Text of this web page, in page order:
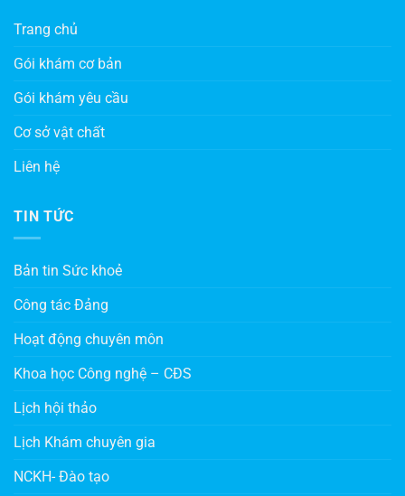
Trang chủ
Gói khám cơ bản
Gói khám yêu cầu
Cơ sở vật chất
Liên hệ
TIN TỨC
Bản tin Sức khoẻ
Công tác Đảng
Hoạt động chuyên môn
Khoa học Công nghệ – CĐS
Lịch hội thảo
Lịch Khám chuyên gia
NCKH- Đào tạo